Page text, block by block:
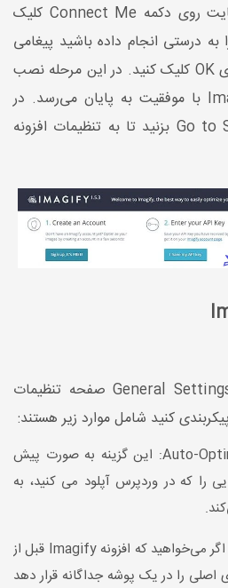
حسابتان فعال شود. در نهایت روی دکمه Connect Me کلیک
درستی انجام داده باشید پیغامی
نمایش داده می شود. بر روی OK کلیک کنید. در این مرحله نصب
و فعال کردن افزونه Imagify با موفقیت به پایان می‌رسد. در
نهایت روی دکمه Go to Settings بزنید تا به تنظیمات افزونه
گزینه هایی که در بخش General Settings صفحه تنظیمات
Auto-Optimize images on upload: این گزینه به صورت پیش
که در وردپرس آپلود می کنید، به
Backup original images: اگر می‌خواهید که افزونه Imagify قبل از
اصلی را در یک پوشه جداگانه قرار دهد